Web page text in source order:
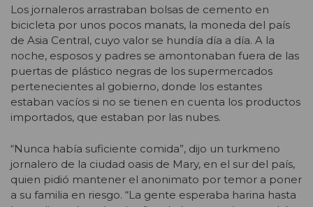
Los jornaleros arrastraban bolsas de cemento en
bicicleta por unos pocos manats, la moneda del país
de Asia Central, cuyo valor se hundía día a día. A la
noche, esposos y padres se amontonaban fuera de las
puertas de plástico negras de los supermercados
pertenecientes al gobierno, donde los estantes
estaban vacíos si no se tienen en cuenta los productos
importados, que estaban por las nubes.
“Nunca había suficiente comida”, dijo un turkmeno
jornalero de la ciudad oasis de Mary, en el sur del país,
quien pidió mantener el anonimato por temor a poner
a su familia en riesgo. “La gente esperaba harina hasta